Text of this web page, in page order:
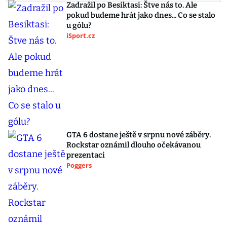
Zadražil po Besiktasi: Štve nás to. Ale
pokud budeme hrát jako dnes... Co se stalo
u gólu?
iSport.cz
GTA 6 dostane ještě v srpnu nové záběry.
Rockstar oznámil dlouho očekávanou
prezentaci
Poggers